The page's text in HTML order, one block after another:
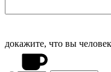
докажите, что вы